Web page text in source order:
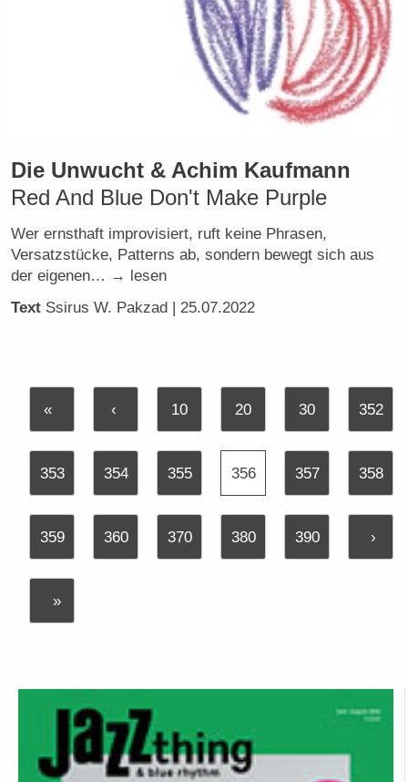
Die Unwucht & Achim Kaufmann
Red And Blue Don't Make Purple
Wer ernsthaft improvisiert, ruft keine Phrasen,
Versatzstücke, Patterns ab, sondern bewegt sich aus
der eigenen… → lesen
Text Ssirus W. Pakzad | 25.07.2022
« ‹ 10 20 30 352
353 354 355 356 357 358
359 360 370 380 390 ›
»